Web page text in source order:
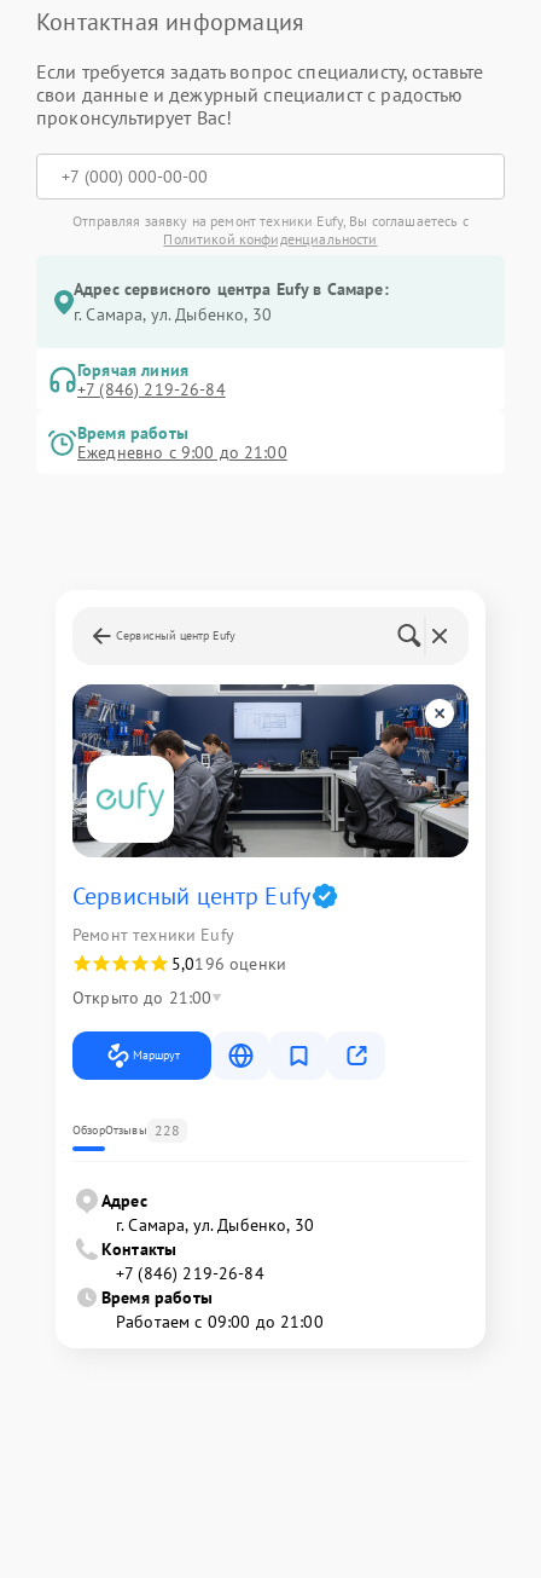
Контактная информация
Если требуется задать вопрос специалисту, оставьте
свои данные и дежурный специалист с радостью
проконсультирует Вас!
Отправляя заявку на ремонт техники Eufy, Вы соглашаетесь с
Политикой конфиденциальности
Адрес сервисного центра Eufy в Самаре:
г. Самара, ул. Дыбенко, 30
Горячая линия
+7 (846) 219-26-84
Время работы
Ежедневно с 9:00 до 21:00
Сервисный центр Eufy
Сервисный центр Eufy
Ремонт техники Eufy
5,0196 оценки
Открыто до 21:00
Маршрут
ОбзорОтзывы 228
Адрес
г. Самара, ул. Дыбенко, 30
Контакты
+7 (846) 219-26-84
Время работы
Работаем с 09:00 до 21:00